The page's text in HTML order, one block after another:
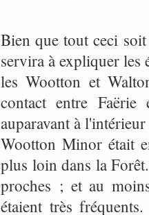
Bien que tout ceci
servira à expliquer les
les Wootton et
contact entre
auparavant à
Wootton Minor était
plus loin dans la
proches ; et au
étaient très